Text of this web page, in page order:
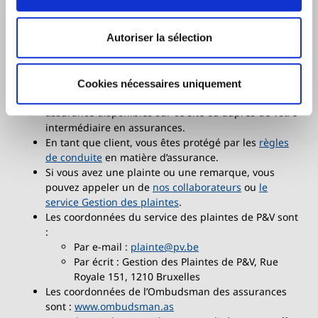
Autoriser la sélection
Cookies nécessaires uniquement
règles du droit belge.
L’assurance fait l’objet d’exclusions, de limitations et
souscrire cette assurance, nous vous conseillons de
prendre connaissance dudocument d’information
assurance disponibles sur ce site ou auprès de votre
intermédiaire en assurances.
En tant que client, vous êtes protégé par les règles
de conduite en matière d’assurance.
Si vous avez une plainte ou une remarque, vous
pouvez appeler un de nos collaborateurs ou le
service Gestion des plaintes.
Les coordonnées du service des plaintes de P&V sont
:
Par e-mail : plainte@pv.be
Par écrit : Gestion des Plaintes de P&V, Rue
Royale 151, 1210 Bruxelles
Les coordonnées de l’Ombudsman des assurances
sont : www.ombudsman.as